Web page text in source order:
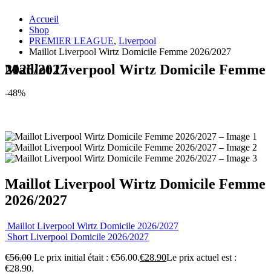
Accueil
Shop
PREMIER LEAGUE, Liverpool
Maillot Liverpool Wirtz Domicile Femme 2026/2027
Maillot Liverpool Wirtz Domicile Femme 2026/2027
-48%
Maillot Liverpool Wirtz Domicile Femme
2026/2027
Maillot Liverpool Wirtz Domicile 2026/2027
Short Liverpool Domicile 2026/2027
€56.00 Le prix initial était : €56.00.€28.90Le prix actuel est :
€28.90.